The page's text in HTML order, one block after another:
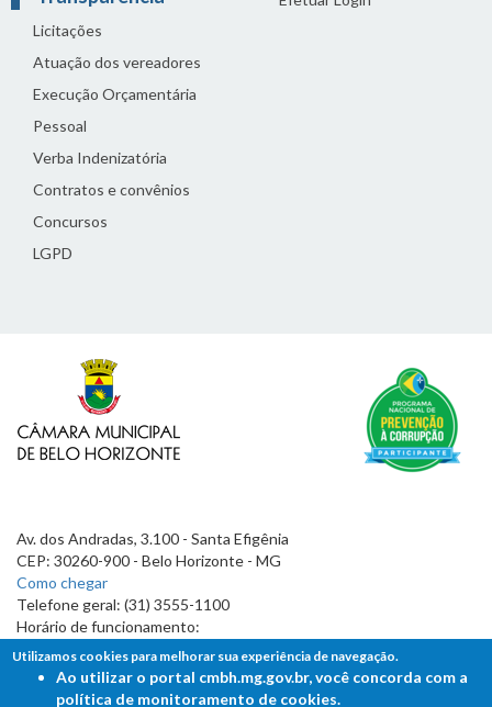
Licitações
Atuação dos vereadores
Execução Orçamentária
Pessoal
Verba Indenizatória
Contratos e convênios
Concursos
LGPD
Av. dos Andradas, 3.100 - Santa Efigênia
CEP: 30260-900 - Belo Horizonte - MG
Como chegar
Telefone geral: (31) 3555-1100
Horário de funcionamento:
7h às 19h
Utilizamos cookies para melhorar sua experiência de navegação.
Ao utilizar o portal cmbh.mg.gov.br, você concorda com a
política de monitoramento de cookies.